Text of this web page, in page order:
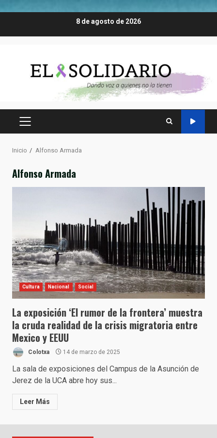
8 de agosto de 2026
MENÚ
Inicio Alfonso Armada
Alfonso Armada
Cultura Nacional Social
La exposición ‘El rumor de la frontera’ muestra
la cruda realidad de la crisis migratoria entre
Mexico y EEUU
Colotxa 14 de marzo de 2025
La sala de exposiciones del Campus de la Asunción de
Jerez de la UCA abre hoy sus...
Leer Más